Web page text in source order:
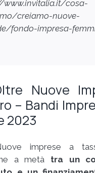
www.invitalia.it/cosa-
creiamo-nuove-
fondo-impresa-
Nuove
– Bandi
2023
imprese a
a metà tra un